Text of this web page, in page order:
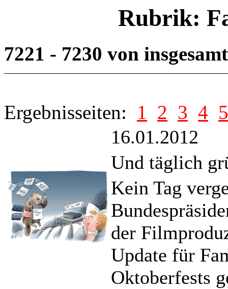
Rubrik:
7221 - 7230 von
Ergebnisseiten: 1 2 3 4 5
16.01.2012
Und täglich
Kein Tag
der
Update für
Oktoberfests